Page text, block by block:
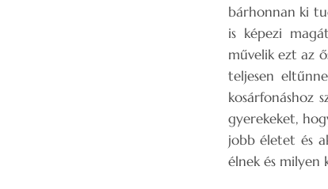
bárhonnan ki
is képezi
művelik ezt az
teljesen
kosárfonáshoz
gyerekeket,
jobb életet és
élnek és milyen